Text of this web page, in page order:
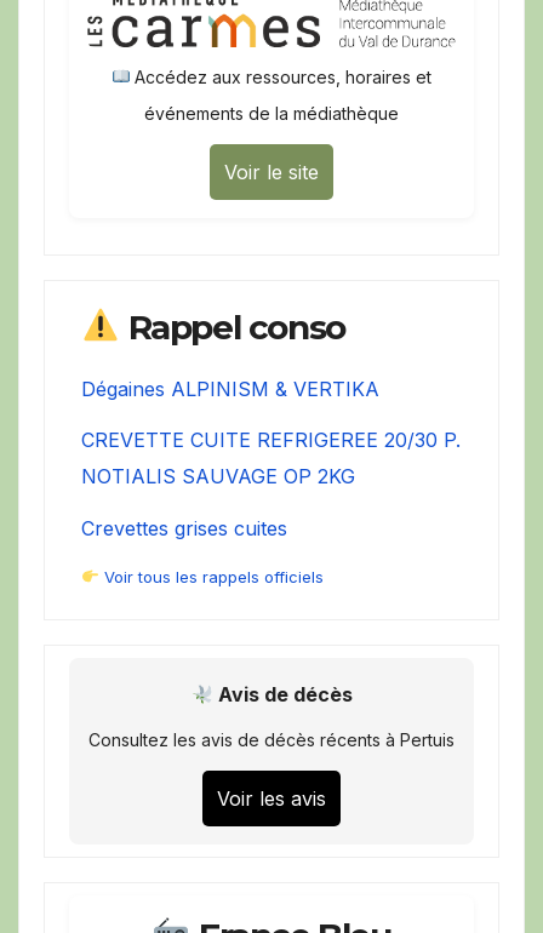
Accédez aux ressources, horaires et
événements de la médiathèque
Voir le site
Rappel conso
Dégaines ALPINISM & VERTIKA
CREVETTE CUITE REFRIGEREE 20/30 P.
NOTIALIS SAUVAGE OP 2KG
Crevettes grises cuites
Voir tous les rappels officiels
Avis de décès
Consultez les avis de décès récents à Pertuis
Voir les avis